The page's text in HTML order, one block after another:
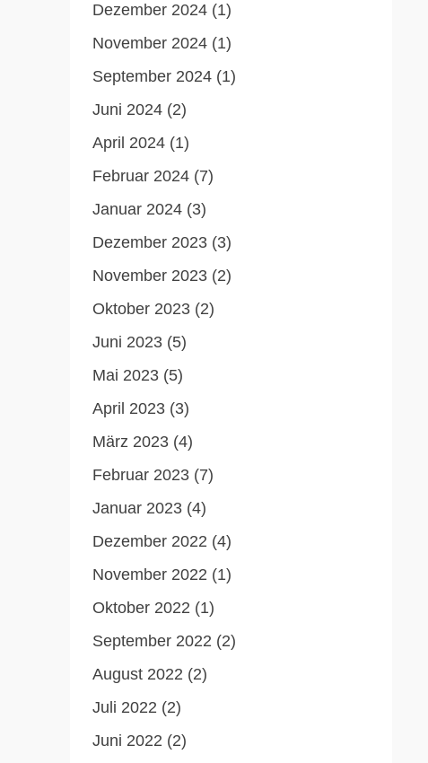
Dezember 2024(1)
November 2024(1)
September 2024(1)
Juni 2024(2)
April 2024(1)
Februar 2024(7)
Januar 2024(3)
Dezember 2023(3)
November 2023(2)
Oktober 2023(2)
Juni 2023(5)
Mai 2023(5)
April 2023(3)
März 2023(4)
Februar 2023(7)
Januar 2023(4)
Dezember 2022 (4)
November 2022 (1)
Oktober 2022 (1)
September 2022 (2)
August 2022 (2)
Juli 2022 (2)
Juni 2022 (2)